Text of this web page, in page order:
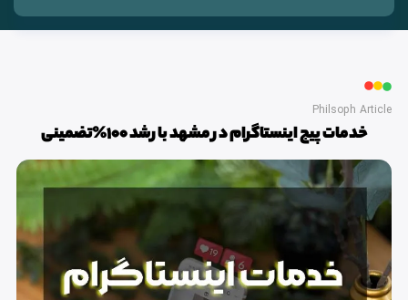
Philsoph Article
خدمات پیج اینستاگرام در مشهد با رشد 100%تضمینی